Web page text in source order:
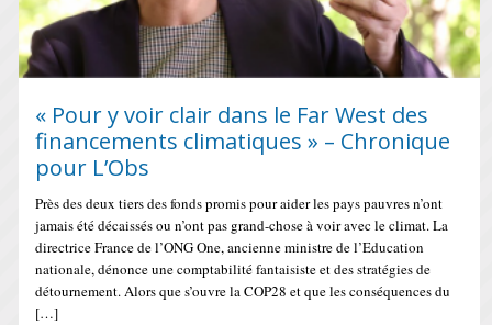
« Pour y voir clair dans le Far West des
financements climatiques » – Chronique
pour L’Obs
Près des deux tiers des fonds promis pour aider les pays pauvres n’ont
jamais été décaissés ou n’ont pas grand-chose à voir avec le climat. La
directrice France de l’ONG One, ancienne ministre de l’Education
nationale, dénonce une comptabilité fantaisiste et des stratégies de
détournement. Alors que s’ouvre la COP28 et que les conséquences du
[…]